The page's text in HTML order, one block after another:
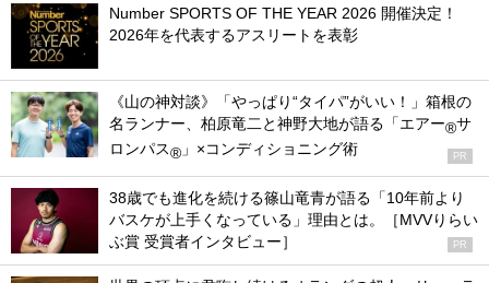
Number SPORTS OF THE YEAR 2026 開催決定！
2026年を代表するアスリートを表彰
《山の神対談》「やっぱり“タイパ”がいい！」箱根の
名ランナー、柏原竜二と神野大地が語る「エアー®サ
ロンパス® 」×コンディショニング術 PR
38歳でも進化を続ける篠山竜青が語る「10年前より
バスケが上手くなっている」理由とは。［MVVりらい
ぶ賞 受賞者インタビュー］
PR